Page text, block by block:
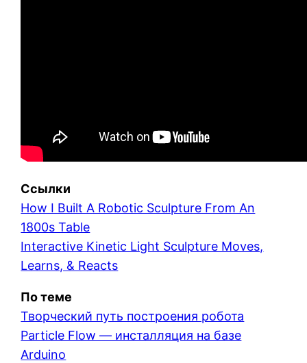
Ссылки
How I Built A Robotic Sculpture From An
1800s Table
Interactive Kinetic Light Sculpture Moves,
Learns, & Reacts
По теме
Творческий путь построения робота
Particle Flow — инсталляция на базе
Arduino